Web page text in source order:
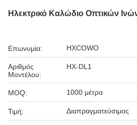
Ηλεκτρικό Καλώδιο Οπτικών
Επωνυμία: HXCOWO
Αριθμός
Μοντέλου:
HX-DL1
MOQ: 1000 μέτρα
Τιμή: Διαπραγματεύσιμος